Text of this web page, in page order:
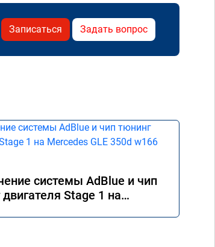
Записаться Задать вопрос
системы AdBlue и чип
Stage 1 на